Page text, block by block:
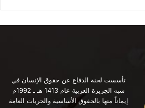
تأسست لجنة الدفاع عن حقوق الإنسان في
شبه الجزيرة العربية عام 1413 هـ ـ 1992م
إيماناً منها بالحقوق الأساسية والحريات العامة